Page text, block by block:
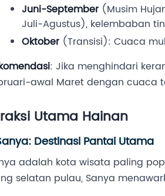
Juni-September (Musim
Juli-Agustus), kelembaban
Oktober (Transisi): Cuaca
: Jika menghindari
awal Maret dengan cuaca
Utama Hainan
Destinasi Pantai Utama
adalah kota wisata paling
selatan pulau, Sanya